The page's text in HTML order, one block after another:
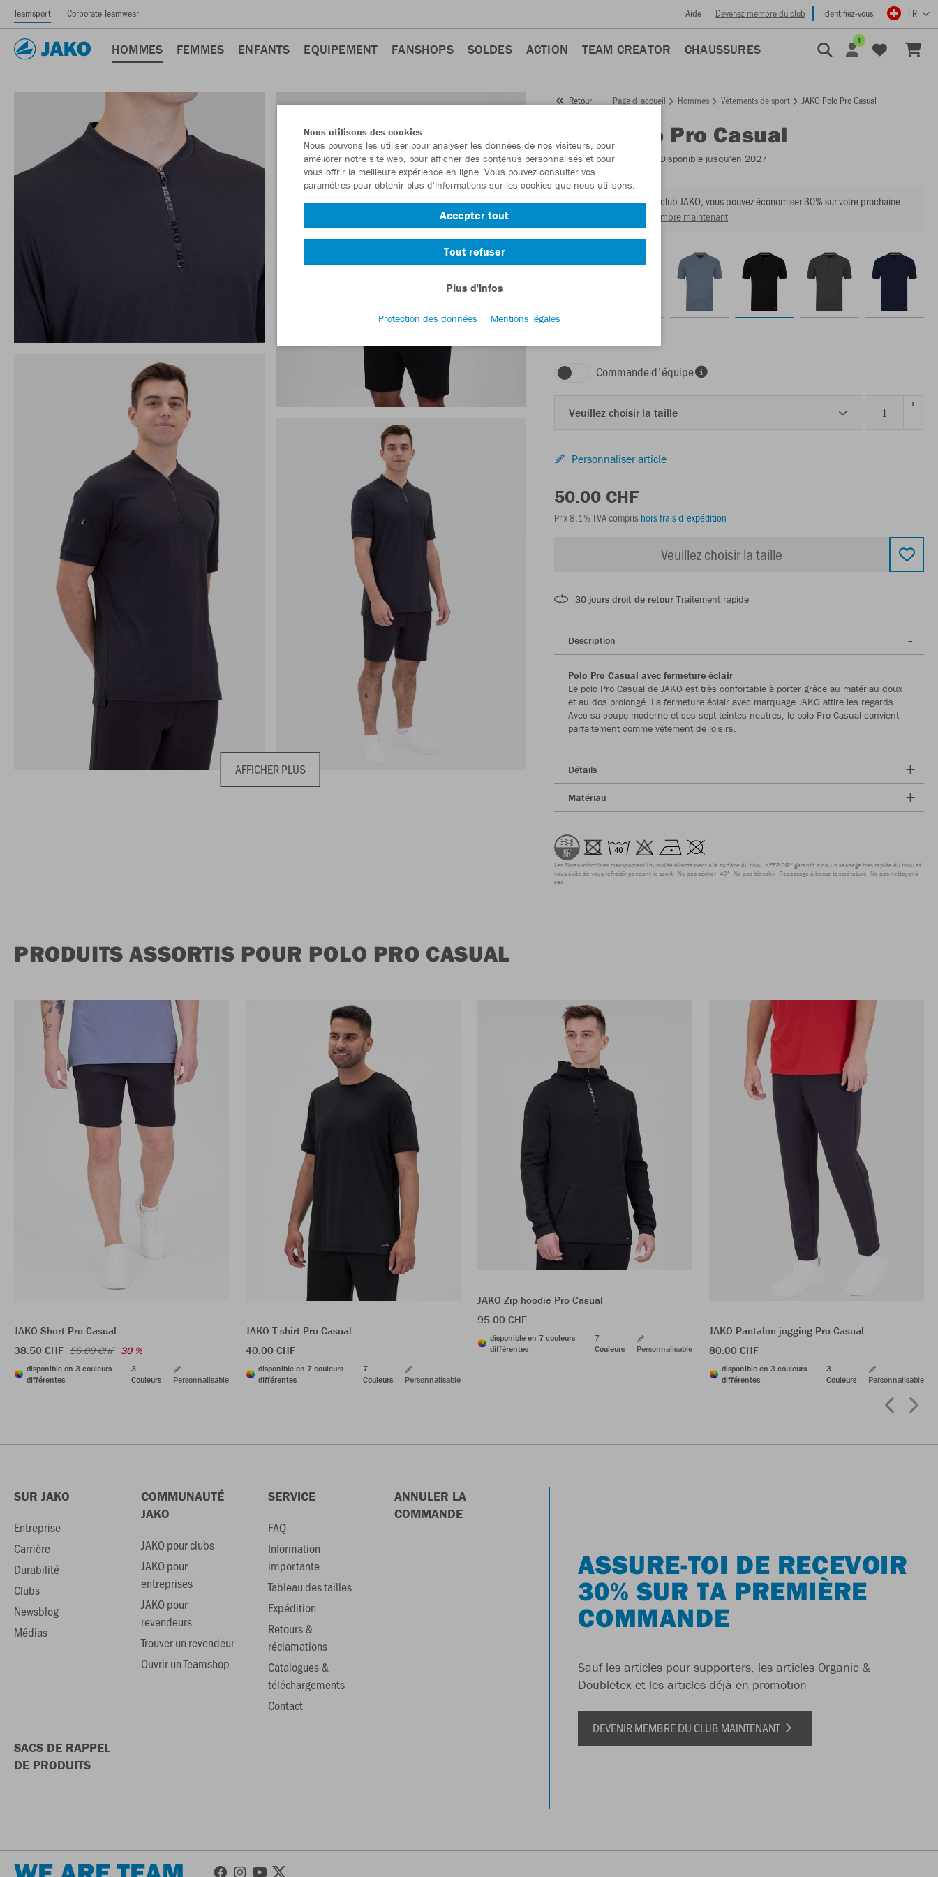
Teamsport Corporate Teamwear Aide Devenez membre du club Identifiez-vous FR
HOMMES FEMMES ENFANTS EQUIPEMENT FANSHOPS SOLDES ACTION TEAM CREATOR CHAUSSURES
1
AFFICHER PLUS
Retour Page d'accueil Hommes Vêtements de sport JAKO Polo Pro Casual
Polo Pro Casual
Numéro d’article: - Disponible jusqu'en 2027
En tant que membre du club JAKO, vous pouvez économiser 30% sur votre prochaine
Devenir membre maintenant
Commande d'équipe
Veuillez choisir la taille
+
-
Personnaliser article
50.00 CHF
Prix 8.1% TVA compris hors frais d'expédition
Veuillez choisir la taille
30 jours droit de retour Traitement rapide
Description
Polo Pro Casual avec fermeture éclair
Le polo Pro Casual de JAKO est très confortable à porter grâce au matériau doux
et au dos prolongé. La fermeture éclair avec marquage JAKO attire les regards.
Avec sa coupe moderne et ses sept teintes neutres, le polo Pro Casual convient
parfaitement comme vêtement de loisirs.
Détails
Matériau
Les fibres microfines transportent l'humidité directement à la surface du tissu. KEEP DRY garantit ainsi un séchage très rapide du tissu et
vous évite de vous refroidir pendant le sport. Ne pas sécher 40° Ne pas blanchir Repassage à basse température Ne pas nettoyer à
sec
PRODUITS ASSORTIS POUR POLO PRO CASUAL
JAKO Short Pro Casual
38.50 CHF 55.00 CHF 30 %
disponible en 3 couleurs
différentes
3
Couleurs
Personnalisable
JAKO T-shirt Pro Casual
40.00 CHF
disponible en 7 couleurs
différentes
7
Couleurs
Personnalisable
JAKO Zip hoodie Pro Casual
95.00 CHF
disponible en 7 couleurs
différentes
7
Couleurs
Personnalisable
JAKO Pantalon jogging Pro Casual
80.00 CHF
disponible en 3 couleurs
différentes
3
Couleurs
Personnalisable
SUR JAKO
Entreprise
Carrière
Durabilité
Clubs
Newsblog
Médias
COMMUNAUTÉ
JAKO
JAKO pour clubs
JAKO pour
entreprises
JAKO pour
revendeurs
Trouver un revendeur
Ouvrir un Teamshop
SERVICE
FAQ
Information
importante
Tableau des tailles
Expédition
Retours &
réclamations
Catalogues &
téléchargements
Contact
ANNULER LA
COMMANDE
SACS DE RAPPEL
DE PRODUITS
ASSURE-TOI DE RECEVOIR
30% SUR TA PREMIÈRE
COMMANDE
Sauf les articles pour supporters, les articles Organic &
Doubletex et les articles déjà en promotion
DEVENIR MEMBRE DU CLUB MAINTENANT
Nous utilisons des cookies
Nous pouvons les utiliser pour analyser les données de nos visiteurs, pour
améliorer notre site web, pour afficher des contenus personnalisés et pour
vous offrir la meilleure expérience en ligne. Vous pouvez consulter vos
paramètres pour obtenir plus d'informations sur les cookies que nous utilisons.
Accepter tout
Tout refuser
Plus d'infos
Protection des données Mentions légales